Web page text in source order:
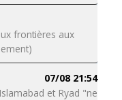
frontières aux
07/08 21:54
et Ryad "ne